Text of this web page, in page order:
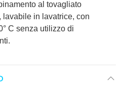
al tovagliato
lavabile in lavatrice, con
C senza utilizzo di